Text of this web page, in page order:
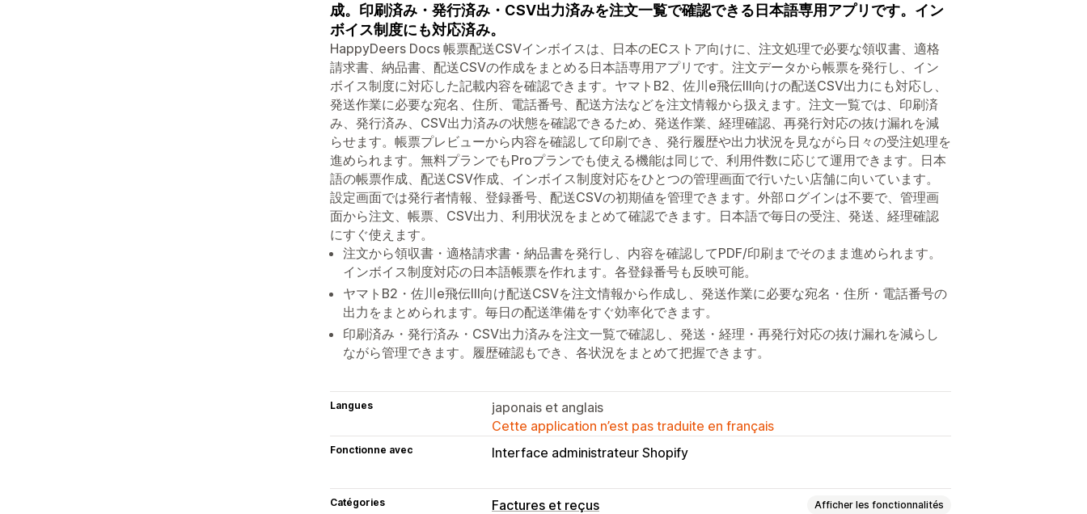
成。印刷済み・発行済み・CSV出力済みを注文一覧で確認できる日本語専用アプリです。イン
ボイス制度にも対応済み。
HappyDeers Docs 帳票配送CSVインボイスは、日本のECストア向けに、注文処理で必要な領収書、適格
請求書、納品書、配送CSVの作成をまとめる日本語専用アプリです。注文データから帳票を発行し、イン
ボイス制度に対応した記載内容を確認できます。ヤマトB2、佐川e飛伝III向けの配送CSV出力にも対応し、
発送作業に必要な宛名、住所、電話番号、配送方法などを注文情報から扱えます。注文一覧では、印刷済
み、発行済み、CSV出力済みの状態を確認できるため、発送作業、経理確認、再発行対応の抜け漏れを減
らせます。帳票プレビューから内容を確認して印刷でき、発行履歴や出力状況を見ながら日々の受注処理を
進められます。無料プランでもProプランでも使える機能は同じで、利用件数に応じて運用できます。日本
語の帳票作成、配送CSV作成、インボイス制度対応をひとつの管理画面で行いたい店舗に向いています。
設定画面では発行者情報、登録番号、配送CSVの初期値を管理できます。外部ログインは不要で、管理画
面から注文、帳票、CSV出力、利用状況をまとめて確認できます。日本語で毎日の受注、発送、経理確認
にすぐ使えます。
注文から領収書・適格請求書・納品書を発行し、内容を確認してPDF/印刷までそのまま進められます。
インボイス制度対応の日本語帳票を作れます。各登録番号も反映可能。
ヤマトB2・佐川e飛伝III向け配送CSVを注文情報から作成し、発送作業に必要な宛名・住所・電話番号の
出力をまとめられます。毎日の配送準備をすぐ効率化できます。
印刷済み・発行済み・CSV出力済みを注文一覧で確認し、発送・経理・再発行対応の抜け漏れを減らし
ながら管理できます。履歴確認もでき、各状況をまとめて把握できます。
Langues
japonais et anglais
Cette application n’est pas traduite en français
Fonctionne avec Interface administrateur Shopify
Catégories Factures et reçus Afficher les fonctionnalités